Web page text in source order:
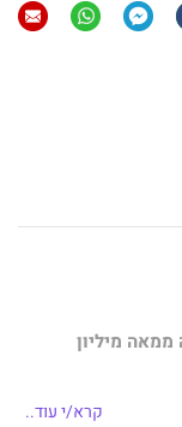
ממאה מיליון
בעולם.קרא/י עוד..